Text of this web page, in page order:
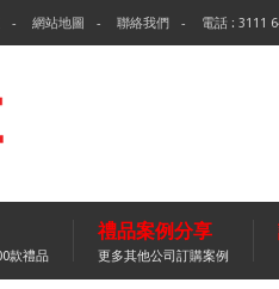
網站地圖 聯絡我們 電話 : 3111
款禮品
禮品案例分享
更多其他公司訂購案例